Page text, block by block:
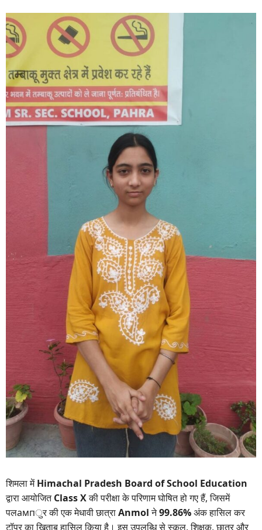
शिमला मेंHimachal Pradesh Board of School Education
द्वारा आयोजितClass Xकी परीक्षा के परिणाम घोषित हो गए हैं, जिसमें
पलампुर की एक मेधावी छात्राAnmolने99.86%अंक हासिल कर
टॉपर का खिताब हासिल किया है। इस उपलब्धि से स्कूल, शिक्षक, छात्र और